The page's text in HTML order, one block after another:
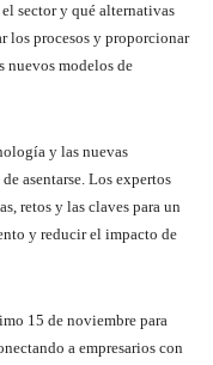
sector y qué alternativas
los procesos y proporcionar
nuevos modelos de
y las nuevas
asentarse. Los expertos
retos y las claves para un
y reducir el impacto de
15 de noviembre para
a empresarios con